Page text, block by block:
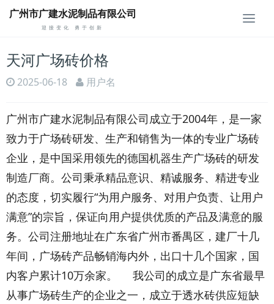
切
广州市广建水泥制品有限公司
迎接变化 勇于创新
天河广场砖价格
2025-06-18 用户名
广州市广建水泥制品有限公司成立于2004年，是一家
致力于广场砖研发、生产和销售为一体的专业广场砖
企业，是中国采用领先的德国机器生产广场砖的研发
制造厂商。公司秉承精品意识、精诚服务、精进专业
的态度，切实履行“为用户服务、对用户负责、让用户
满意”的宗旨，保证向用户提供优质的产品及满意的服
务。公司注册地址在广东省广州市番禺区，建厂十几
年间，广场砖产品畅销海内外，出口十几个国家，国
内客户累计10万余家。 我公司的成立是广东省最早
从事广场砖生产的企业之一，成立于透水砖供应短缺